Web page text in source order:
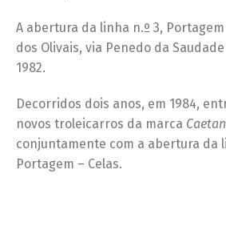
A abertura da linha n.º 3,
dos Olivais, via Penedo da
1982.
Decorridos dois anos, em 1984,
novos troleicarros da marca
conjuntamente com a abertura da
Portagem – Celas.